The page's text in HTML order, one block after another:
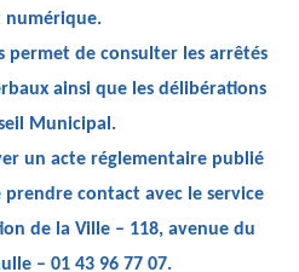
numérique.
permet de consulter les arrêtés
ainsi que les délibérations
Municipal.
un acte réglementaire publié
contact avec le service
de la Ville – 118, avenue du
– 01 43 96 77 07.